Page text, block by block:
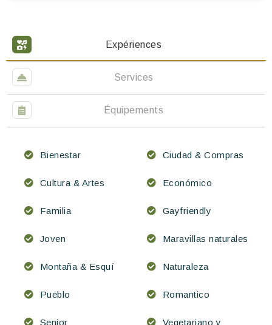
Expériences
Services
Équipements
Bienestar Ciudad & Compras
Cultura & Artes Económico
Familia Gayfriendly
Joven Maravillas naturales
Montaña & Esquí Naturaleza
Pueblo Romantico
Senior
Vegetariano y